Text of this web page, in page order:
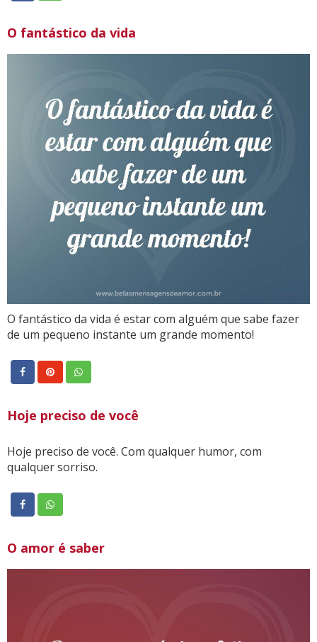
O fantástico da vida
O fantástico da vida é estar com alguém que sabe fazer
de um pequeno instante um grande momento!
Hoje preciso de você
Hoje preciso de você. Com qualquer humor, com
qualquer sorriso.
O amor é saber